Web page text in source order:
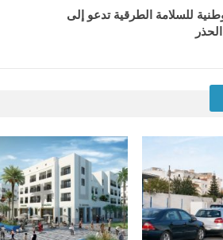
للسلامة الطرقية تدعو إلى